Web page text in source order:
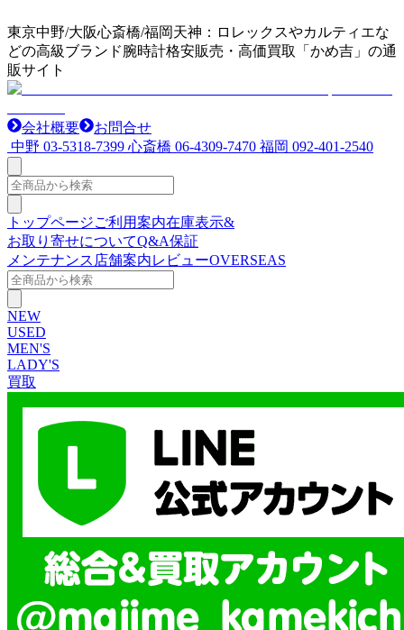
東京中野/大阪心斎橋/福岡天神：ロレックスやカルティエな
どの高級ブランド腕時計格安販売・高価買取「かめ吉」の通
販サイト
会社概要
お問合せ
中野 03-5318-7399 心斎橋 06-4309-7470 福岡 092-401-2540
トップページご利用案内在庫表示&
お取り寄せについてQ&A保証
メンテナンス 店舗案内レビューOVERSEAS
NEW
USED
MEN'S
LADY'S
買取